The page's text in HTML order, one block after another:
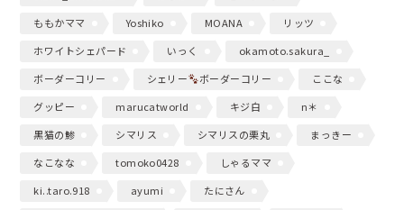
ももかママ
Yoshiko MOANA
リッツ
ホワイトシェパード
いっく
okamoto.sakura_
ボーダーコリー
シェリー ボーダーコリー
ここな
グッピー
marucatworld キジ白
n＊
黒猫の鯵
シマリス シマリスの栗丸
まっきー
なこなな
tomoko0428
しゃるママ
ki..taro.918
ayumi
たにさん